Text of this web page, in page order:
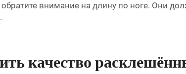
внимание на длину по ноге. Они
качество